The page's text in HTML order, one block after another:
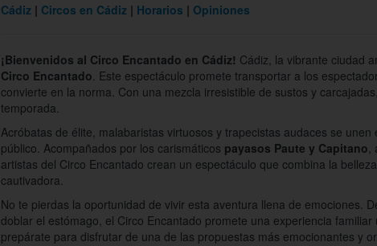
Cádiz
Circos en Cádiz Horarios Opiniones
¡Bienvenidos al Circo Encantado en Cádiz! Cádiz, la vibrante ciudad
Circo Encantado. Este espectáculo promete transportar a los
convierte en la norma. Con una mezcla irresistible de sustos y
temporada.
Acróbatas de élite, malabaristas virtuosos y trapecistas audaces se
público. Acompañados por los carismáticos payasos Paute y Capitano,
artistas del Circo Encantado crean un espectáculo que combina la
cautivadora.
No te pierdas la oportunidad de vivir esta aventura llena de emociones.
doblar el estómago, el Circo Encantado promete una experiencia
prepárate para disfrutar de una de las propuestas más emocionantes y